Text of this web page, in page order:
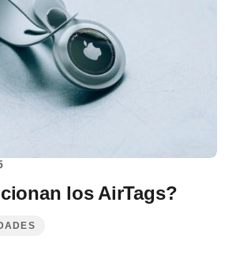
los AirTags?